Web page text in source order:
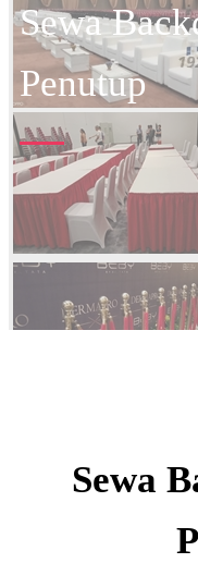
Sewa
Penutup
Sewa